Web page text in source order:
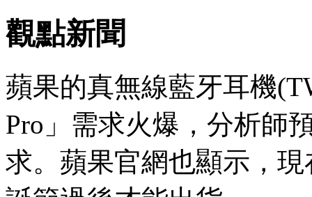
觀點新聞
蘋果的真無線藍牙耳機
Pro」需求火爆，分析師
求。蘋果官網也顯示，